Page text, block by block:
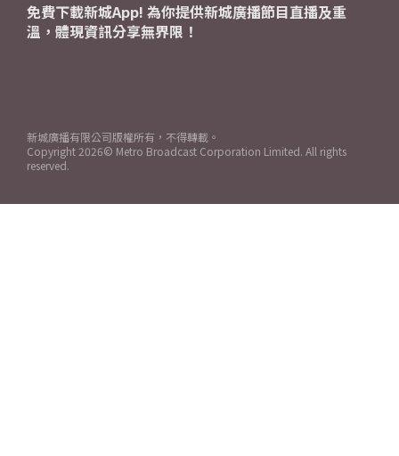
免費下載新城App! 為你提供新城廣播節目直播及重
溫，體現資訊分享無界限！
新城廣播有限公司版權所有，不得轉載。
Copyright 2026© Metro Broadcast Corporation Limited. All rights
reserved.